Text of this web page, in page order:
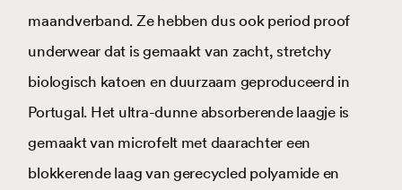
maandverband. Ze hebben dus ook period proof
underwear dat is gemaakt van zacht, stretchy
biologisch katoen en duurzaam geproduceerd in
Portugal. Het ultra-dunne absorberende laagje is
gemaakt van microfelt met daarachter een
blokkerende laag van gerecycled polyamide en